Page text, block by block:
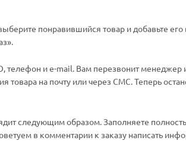
понравившийся товар и добавьте
и e-mail. Вам перезвонит менеджер и
на почту или через СМС. Теперь
следующим образом. Заполняете
в комментарии к заказу написать